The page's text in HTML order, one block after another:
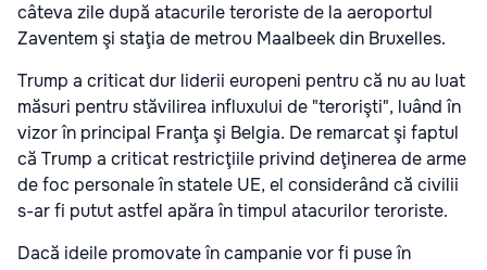
câteva zile după atacurile teroriste de la aeroportul
Zaventem şi staţia de metrou Maalbeek din Bruxelles.
Trump a criticat dur liderii europeni pentru că nu au luat
măsuri pentru stăvilirea influxului de "terorişti", luând în
vizor în principal Franţa şi Belgia. De remarcat şi faptul
că Trump a criticat restricţiile privind deţinerea de arme
de foc personale în statele UE, el considerând că civilii
s-ar fi putut astfel apăra în timpul atacurilor teroriste.
Dacă ideile promovate în campanie vor fi puse în